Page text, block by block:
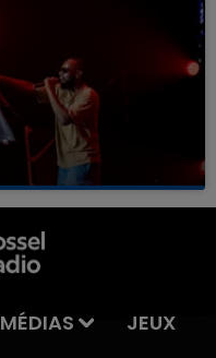
MÉDIAS JEUX